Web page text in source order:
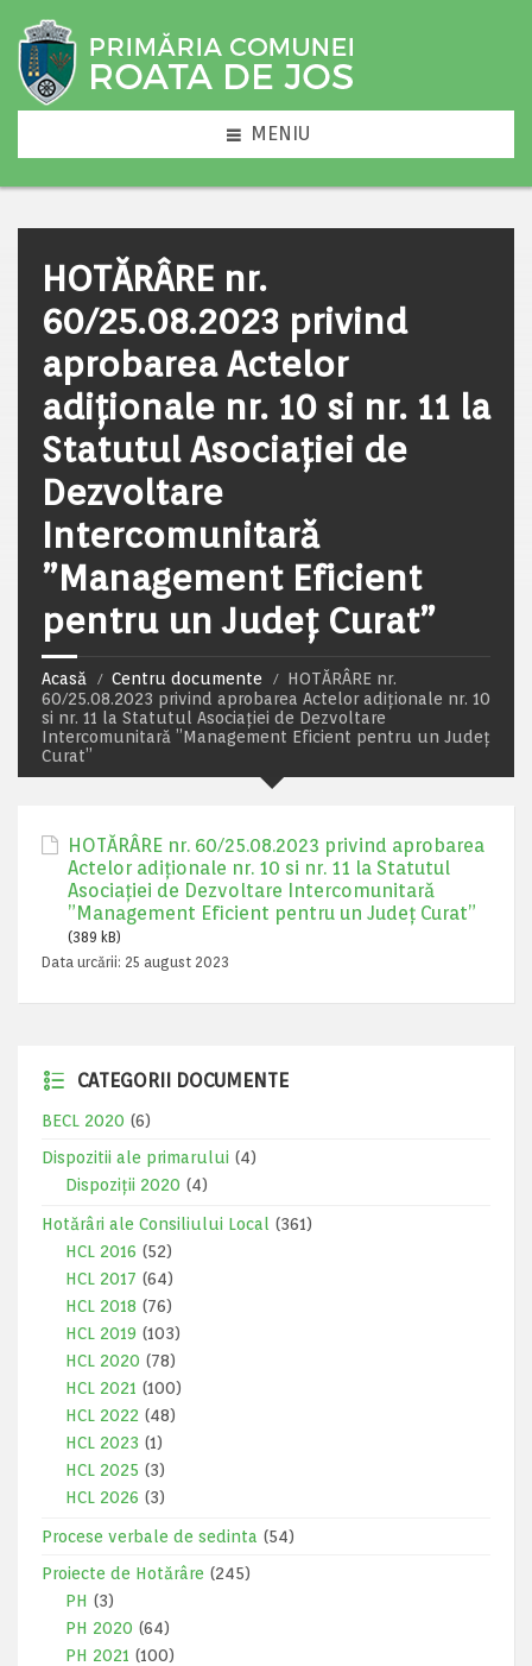
MENIU
HOTĂRÂRE nr.
60/25.08.2023 privind
aprobarea Actelor
adiționale nr. 10 si nr. 11 la
Statutul Asociației de
Dezvoltare
Intercomunitară
”Management Eficient
pentru un Județ Curat”
Acasă Centru documente
HOTĂRÂRE nr.
60/25.08.2023 privind aprobarea Actelor adiționale nr. 10
si nr. 11 la Statutul Asociației de Dezvoltare
Intercomunitară ”Management Eficient pentru un Județ
Curat”
HOTĂRÂRE nr. 60/25.08.2023 privind aprobarea
Actelor adiționale nr. 10 si nr. 11 la Statutul
Asociației de Dezvoltare Intercomunitară
”Management Eficient pentru un Județ Curat”
(389 kB)
Data urcării: 25 august 2023
CATEGORII DOCUMENTE
BECL 2020 (6)
Dispozitii ale primarului (4)
Dispoziții 2020 (4)
Hotărâri ale Consiliului Local
(361)
HCL 2016 (52)
HCL 2017 (64)
HCL 2018 (76)
HCL 2019 (103)
HCL 2020 (78)
HCL 2021 (100)
HCL 2022 (48)
HCL 2023 (1)
HCL 2025 (3)
HCL 2026 (3)
Procese verbale de sedinta (54)
Proiecte de Hotărâre (245)
PH (3)
PH 2020 (64)
PH 2021 (100)